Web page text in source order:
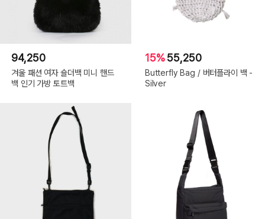
94,250
겨울 패션 여자 숄더백 미니 핸드
백 인기 가방 토트백
15%55,250
Butterfly Bag / 버터플라이 백 -
Silver